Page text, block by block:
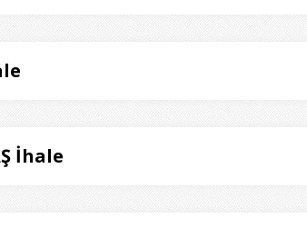
İhale